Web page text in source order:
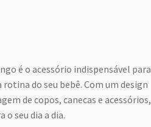
é o acessório indispensável para
do seu bebê. Com um design
de copos, canecas e acessórios,
seu dia a dia.